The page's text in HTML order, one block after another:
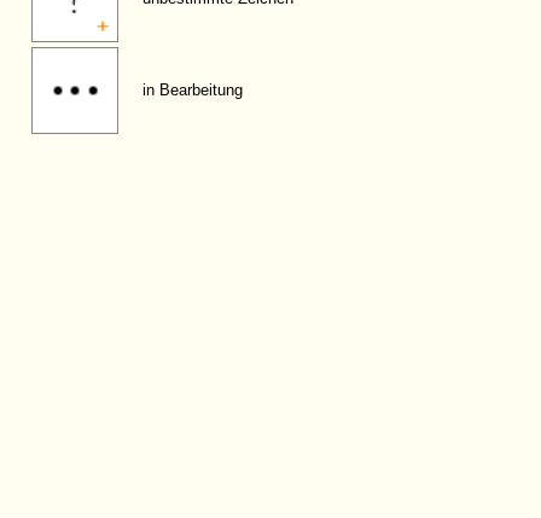
in Bearbeitung